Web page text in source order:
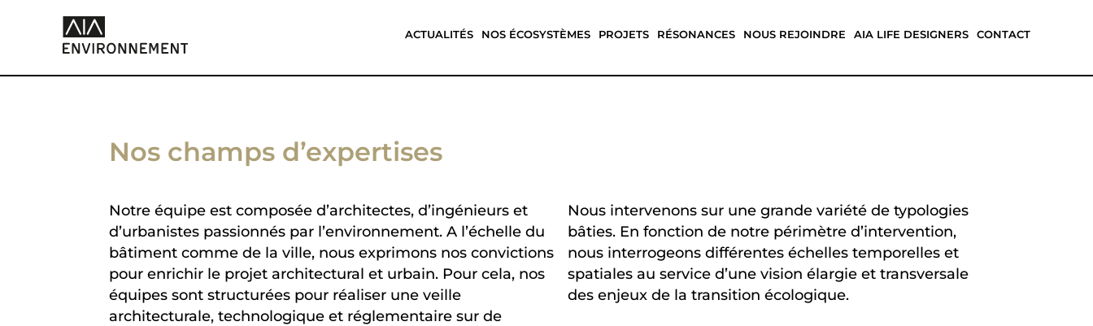
ACTUALITÉS NOS ÉCOSYSTÈMES PROJETS RÉSONANCES NOUS REJOINDRE AIA LIFE DESIGNERS CONTACT
Nos champs d’expertises
Notre équipe est composée d’architectes, d’ingénieurs et
d’urbanistes passionnés par l’environnement. A l’échelle du
bâtiment comme de la ville, nous exprimons nos convictions
pour enrichir le projet architectural et urbain. Pour cela, nos
équipes sont structurées pour réaliser une veille
architecturale, technologique et réglementaire sur de
Nous intervenons sur une grande variété de typologies
bâties. En fonction de notre périmètre d’intervention,
nous interrogeons différentes échelles temporelles et
spatiales au service d’une vision élargie et transversale
des enjeux de la transition écologique.